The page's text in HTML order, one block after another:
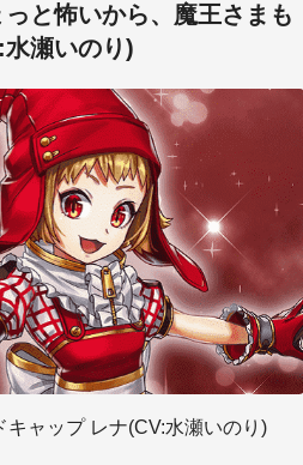
っと怖いから、魔王さまも
瀬いのり)
ャップ レナ(CV:水瀬いのり)